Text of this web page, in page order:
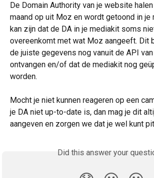
De Domain Authority van je website
maand op uit Moz en wordt getoond in je
kan zijn dat de DA in je mediakit soms
overeenkomt met wat Moz aangeeft. Dit
de juiste gegevens nog vanuit de API
ontvangen en/of dat de mediakit nog
worden.
Mocht je niet kunnen reageren op een
je DA niet up-to-date is, dan mag je dit
aangeven en zorgen we dat je wel kunt
Did this answer your